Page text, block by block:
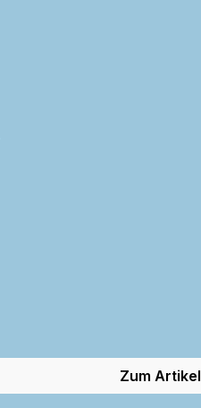
Zum Artikel